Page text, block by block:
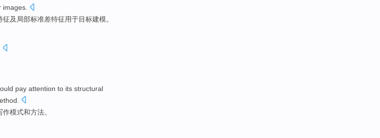
images
征及 局部标准差特征用于目标建模。
pay attention to its structural
作模式和方法。